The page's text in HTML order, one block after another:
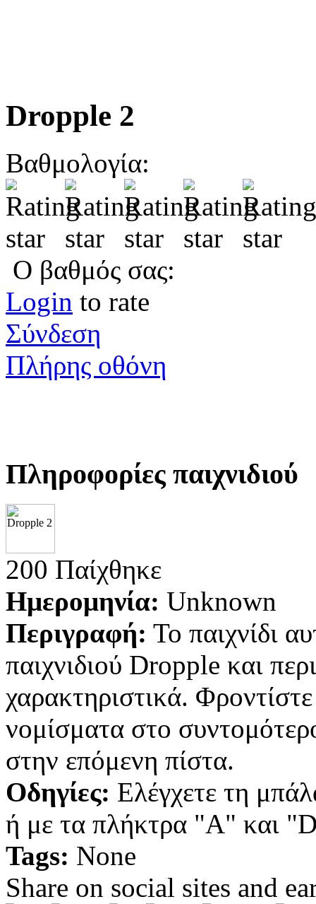
Dropple 2
Βαθμολογία:
Ο βαθμός σας:
Login to rate
Σύνδεση
Πλήρης οθόνη
Πληροφορίες παιχνιδιού
200 Παίχθηκε
Ημερομηνία: Unknown
Περιγραφή: Το παιχνίδι
παιχνιδιού Dropple και
χαρακτηριστικά.
νομίσματα στο
στην επόμενη πίστα.
Οδηγίες: Ελέγχετε τη
ή με τα πλήκτρα "A" και
Tags: None
Share on social sites and